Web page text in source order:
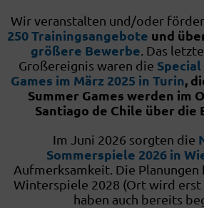
Wir veranstalten und/oder
250 Trainingsangebote und
größere Bewerbe. Das
Großereignis waren die
Games im März 2025 in Turin,
Summer Games werden im
Santiago de Chile über die
Im Juni 2026 sorgten die
Sommerspiele 2026 in
Aufmerksamkeit. Die
Winterspiele 2028 (Ort wird erst
haben auch bereits